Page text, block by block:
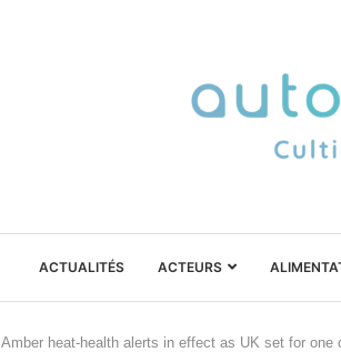
ACTUALITÉS ACTEURS
Amber heat-health alerts in effect as UK set for